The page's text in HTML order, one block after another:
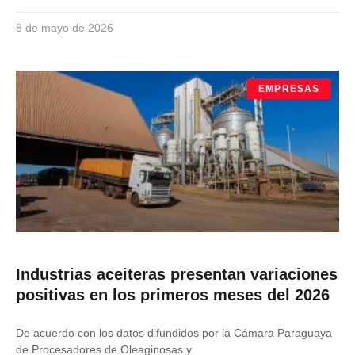
8 de mayo de 2026
EMPRESAS
Industrias aceiteras presentan variaciones
positivas en los primeros meses del 2026
De acuerdo con los datos difundidos por la Cámara Paraguaya
de Procesadores de Oleaginosas y